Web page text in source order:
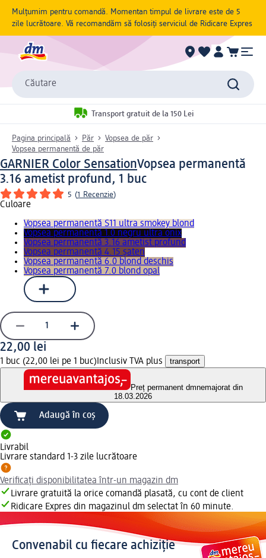
Mulțumim pentru comandă. Momentan timpul de livrare este de 5
zile lucrătoare. Vă recomandăm să folosiți serviciul de Ridicare Expres
Căutare
Transport gratuit de la 150 Lei
Pagina principală Păr
Vopsea de păr
Vopsea permanentă de păr
GARNIER Color SensationVopsea permanentă
3.16 ametist profund, 1 buc
5 (1 Recenzie)
Culoare
Vopsea permanentă S11 ultra smokey blond
Vopsea permanentă 1.0 negru ultra onix
Vopsea permanentă 3.16 ametist profund
Vopsea permanentă 4.15 şaten
Vopsea permanentă 6.0 blond deschis
Vopsea permanentă 7.0 blond opal
22,00 lei
1 buc (22,00 lei pe 1 buc) Inclusiv TVA plus transport
Preț permanent dmnemajorat din
18.03.2026
Adaugă în coș
Livrabil
Livrare standard 1-3 zile lucrătoare
Verificați disponibilitatea într-un magazin dm
Livrare gratuită la orice comandă plasată, cu cont de client
Ridicare Expres din magazinul dm selectat în 60 minute.
Convenabil cu fiecare achiziție